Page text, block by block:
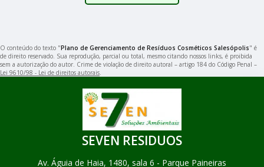
O conteúdo do texto "Plano de Gerenciamento de Resíduos Cosméticos Salesópolis" é
de direito reservado. Sua reprodução, parcial ou total, mesmo citando nossos links, é proibida
sem a autorização do autor. Crime de violação de direito autoral – artigo 184 do Código Penal –
Lei 9610/98 - Lei de direitos autorais
SEVEN RESIDUOS
Av. Águia de Haia, 1480, sala 6 - Parque Paineiras